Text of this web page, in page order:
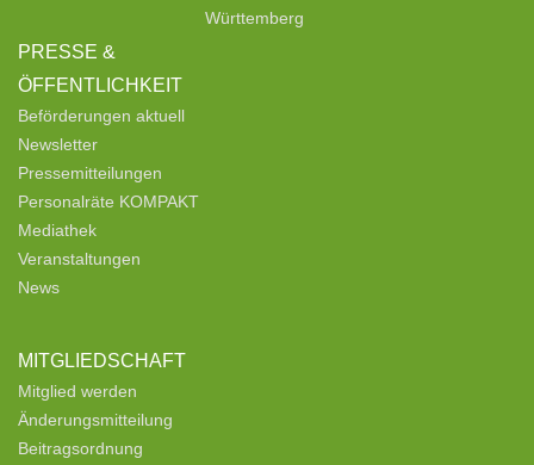
PRESSE &
ÖFFENTLICHKEIT
Beförderungen aktuell
Newsletter
Pressemitteilungen
Personalräte KOMPAKT
Mediathek
Veranstaltungen
News
MITGLIEDSCHAFT
Mitglied werden
Änderungsmitteilung
Beitragsordnung
Württemberg